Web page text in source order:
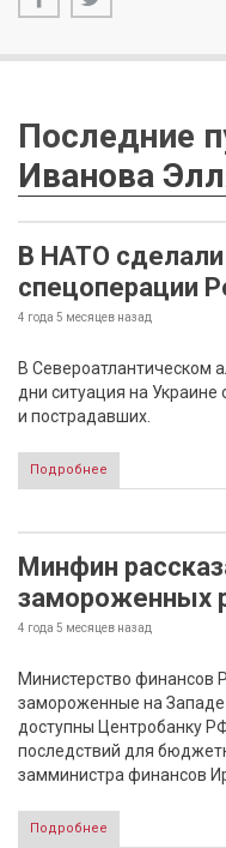
Последние
Иванова
В НАТО сделали
спецоперации
4 года 5 месяцев назад
В Североатлантическом
дни ситуация на
и пострадавших.
Подробнее
Минфин
замороженных
4 года 5 месяцев назад
Министерство финансов
замороженные на Западе
доступны Центробанку
последствий для
замминистра финансов
Подробнее